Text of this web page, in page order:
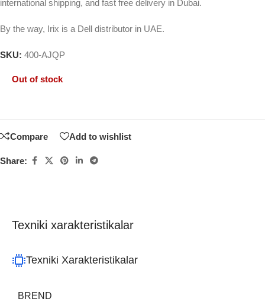
international shipping, and fast free delivery in Dubai.
By the way, Irix is a Dell distributor in UAE.
SKU: 400-AJQP
Out of stock
Compare Add to wishlist
Share:
Texniki xarakteristikalar
Texniki Xarakteristikalar
BREND